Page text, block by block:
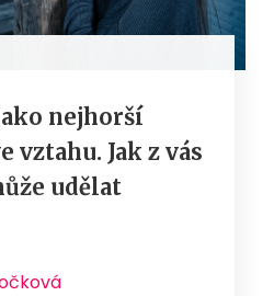
nejhorší
vztahu. Jak z vás
udělat